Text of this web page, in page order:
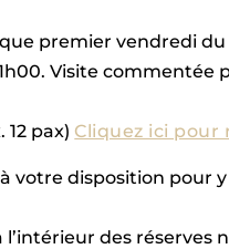
premier vendredi du
Visite commentée
12 pax) Cliquez ici pour
votre disposition pour
des réserves